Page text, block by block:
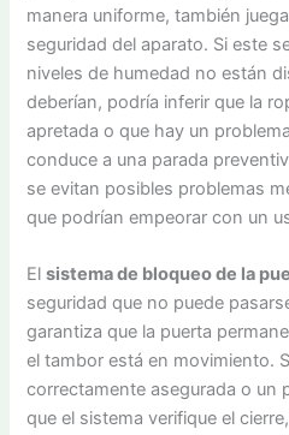
manera uniforme, también
seguridad del aparato. Si este
niveles de humedad no están
deberían, podría inferir que la
apretada o que hay un
conduce a una parada
se evitan posibles problemas
que podrían empeorar con un
Elsistema de bloqueo de la
seguridad que no puede
garantiza que la puerta
el tambor está en movimiento.
correctamente asegurada o un
que el sistema verifique el